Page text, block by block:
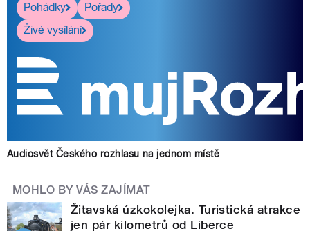
Pohádky
Pořady
Živé vysílání
Audiosvět Českého rozhlasu na jednom místě
MOHLO BY VÁS ZAJÍMAT
Žitavská úzkokolejka. Turistická atrakce
jen pár kilometrů od Liberce